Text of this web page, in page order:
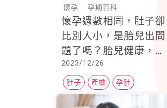
懷孕 孕期百科
懷孕週數相同，肚子卻
比別人小，是胎兒出問
題了嗎？胎兒健康，與
孕肚大小都大有關係！
2023/12/26
肚子 產檢 孕肚